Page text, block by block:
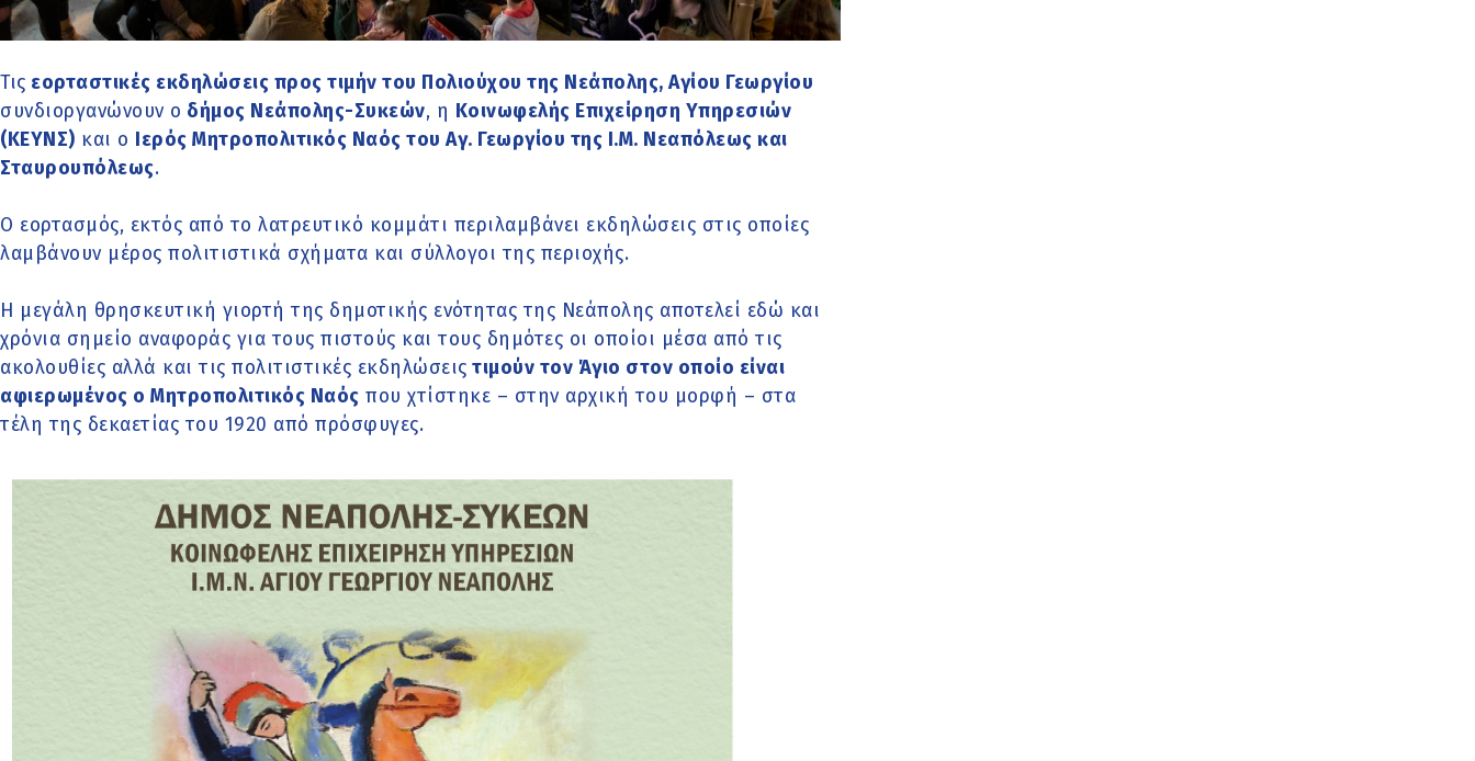
Τις εορταστικές εκδηλώσεις προς τιμήν του Πολιούχου της Νεάπολης, Αγίου Γεωργίου
συνδιοργανώνουν ο δήμος Νεάπολης-Συκεών, η Κοινωφελής Επιχείρηση Υπηρεσιών
(ΚΕΥΝΣ) και ο Ιερός Μητροπολιτικός Ναός του Αγ. Γεωργίου της Ι.Μ. Νεαπόλεως και
Σταυρουπόλεως.
Ο εορτασμός, εκτός από το λατρευτικό κομμάτι περιλαμβάνει εκδηλώσεις στις οποίες
λαμβάνουν μέρος πολιτιστικά σχήματα και σύλλογοι της περιοχής.
Η μεγάλη θρησκευτική γιορτή της δημοτικής ενότητας της Νεάπολης αποτελεί εδώ και
χρόνια σημείο αναφοράς για τους πιστούς και τους δημότες οι οποίοι μέσα από τις
ακολουθίες αλλά και τις πολιτιστικές εκδηλώσεις τιμούν τον Άγιο στον οποίο είναι
αφιερωμένος ο Μητροπολιτικός Ναός που χτίστηκε – στην αρχική του μορφή – στα
τέλη της δεκαετίας του 1920 από πρόσφυγες.